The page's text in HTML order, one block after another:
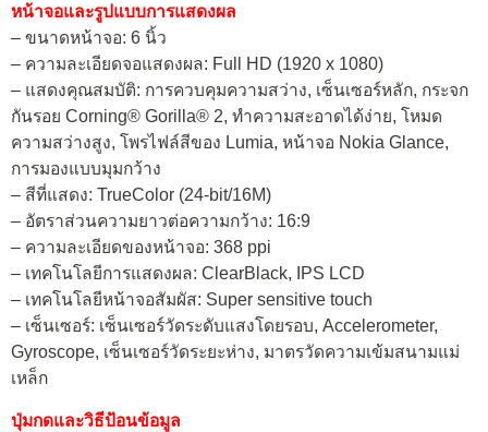
หน้าจอและรูปแบบการแสดงผล
– ขนาดหน้าจอ: 6 นิ้ว
– ความละเอียดจอแสดงผล: Full HD (1920 x 1080)
– แสดงคุณสมบัติ: การควบคุมความสว่าง, เซ็นเซอร์หลัก, กระจก
กันรอย Corning® Gorilla® 2, ทำความสะอาดได้ง่าย, โหมด
ความสว่างสูง, โพรไฟล์สีของ Lumia, หน้าจอ Nokia Glance,
การมองแบบมุมกว้าง
– สีที่แสดง: TrueColor (24-bit/16M)
– อัตราส่วนความยาวต่อความกว้าง: 16:9
– ความละเอียดของหน้าจอ: 368 ppi
– เทคโนโลยีการแสดงผล: ClearBlack, IPS LCD
– เทคโนโลยีหน้าจอสัมผัส: Super sensitive touch
– เซ็นเซอร์: เซ็นเซอร์วัดระดับแสงโดยรอบ, Accelerometer,
Gyroscope, เซ็นเซอร์วัดระยะห่าง, มาตรวัดความเข้มสนามแม่
เหล็ก
ปุ่มกดและวิธีป้อนข้อมูล